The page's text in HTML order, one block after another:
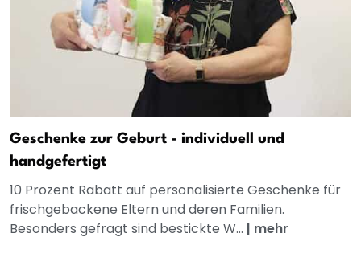
Geschenke zur Geburt - individuell und
handgefertigt
10 Prozent Rabatt auf personalisierte Geschenke für
frischgebackene Eltern und deren Familien.
Besonders gefragt sind bestickte W... | mehr